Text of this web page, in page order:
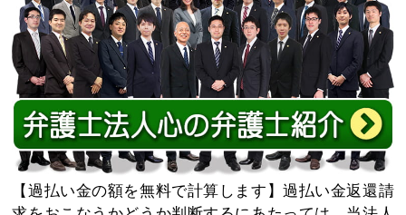
過払い金の額を無料で計算します
過払い金返還請